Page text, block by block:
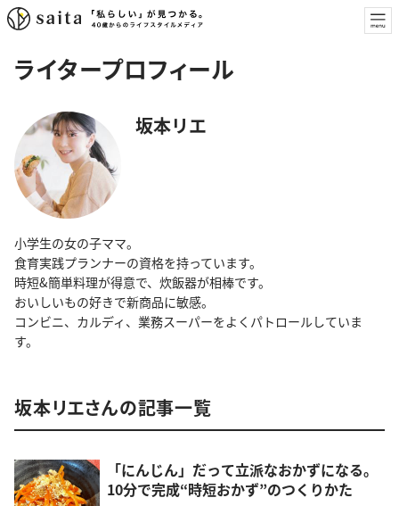
ライタープロフィール
坂本リエ
小学生の女の子ママ。
食育実践プランナーの資格を持っています。
時短&簡単料理が得意で、炊飯器が相棒です。
おいしいもの好きで新商品に敏感。
コンビニ、カルディ、業務スーパーをよくパトロールしていま
す。
坂本リエさんの記事一覧
「にんじん」だって立派なおかずになる。
10分で完成“時短おかず”のつくりかた